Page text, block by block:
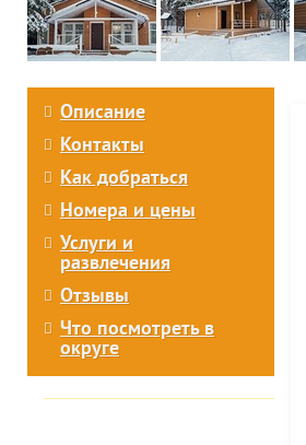
Описание
Контакты
Как добраться
Номера и цены
Услуги и
развлечения
Отзывы
Что посмотреть в
округе